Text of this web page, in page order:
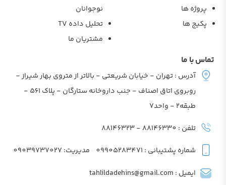
پروژه ها
پکیج ها
نوجوانان
تحلیل داده TV
مشتریان ما
تماس با ما
آدرس : تهران - خیابان شریعتی - بالاتر از متروی بهار شیراز -
روبروی اتاق اصناف - جنب داروخانه ستارگان - پلاک 561 -
طبقه2 - واحد7
تلفن : 88146330 - 88146323
شماره پشتیبانی : 09905283471 مدیریت: 09039737027
ایمیل : tahlildadehins@gmail.com